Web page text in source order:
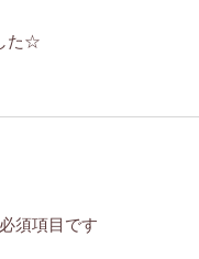
た☆
須項目です